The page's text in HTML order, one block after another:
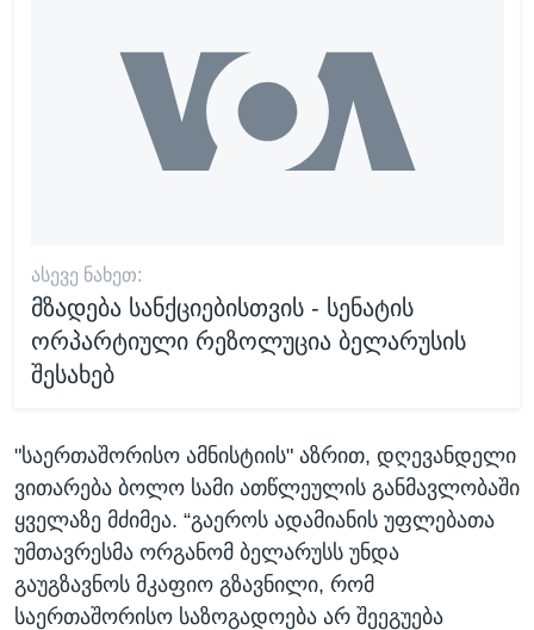
ᲐᲡᲔᲕᲔ ᲜᲐᲮᲔᲗ:
მზადება სანქციებისთვის - სენატის
ორპარტიული რეზოლუცია ბელარუსის
შესახებ
"საერთაშორისო ამნისტიის" აზრით, დღევანდელი
ვითარება ბოლო სამი ათწლეულის განმავლობაში
ყველაზე მძიმეა. “გაეროს ადამიანის უფლებათა
უმთავრესმა ორგანომ ბელარუსს უნდა
გაუგზავნოს მკაფიო გზავნილი, რომ
საერთაშორისო საზოგადოება არ შეეგუება